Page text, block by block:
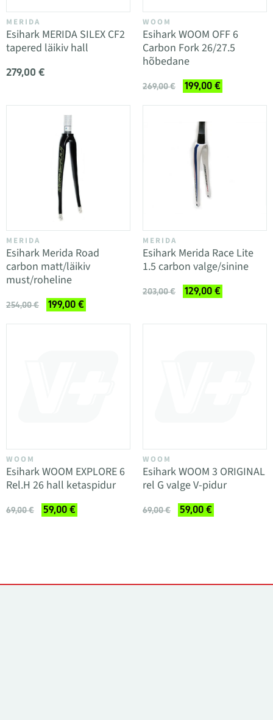
MERIDA
Esihark MERIDA SILEX CF2
tapered läikiv hall
279,00 €
WOOM
Esihark WOOM OFF 6
Carbon Fork 26/27.5
hõbedane
269,00 € 199,00 €
MERIDA
Esihark Merida Road
carbon matt/läikiv
must/roheline
254,00 € 199,00 €
MERIDA
Esihark Merida Race Lite
1.5 carbon valge/sinine
203,00 € 129,00 €
WOOM
Esihark WOOM EXPLORE 6
Rel.H 26 hall ketaspidur
69,00 € 59,00 €
WOOM
Esihark WOOM 3 ORIGINAL
rel G valge V-pidur
69,00 € 59,00 €